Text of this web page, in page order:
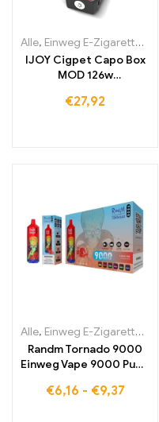
Alle, Einweg E-Zigaretten
IJOY Cigpet Capo Box
MOD 126w
Vape E-Zigarette
€27,92
Alle, Einweg E-Zigaretten
Randm Tornado 9000
Einweg Vape 9000 Puffs
€6,16 - €9,37